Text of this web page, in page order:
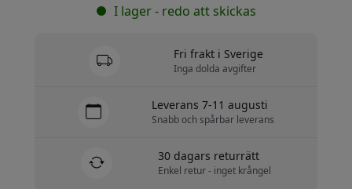
I lager - redo att skickas
Fri frakt i Sverige
Inga dolda avgifter
Leverans 7-11 augusti
Snabb och spårbar leverans
30 dagars returrätt
Enkel retur - inget krångel